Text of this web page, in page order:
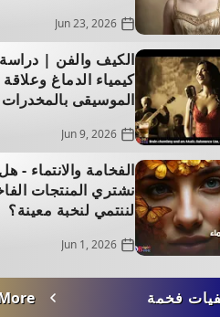
Jun 23, 2026
الكيف والفن |
كيمياء الدماغ وعلاقة
الموسيقى بالمخدرات
Jun 9, 2026
الفخامة والانتماء - هل
نشتري المنتجات
لننتمي لنخبة معينة؟
Jun 1, 2026
فخمة